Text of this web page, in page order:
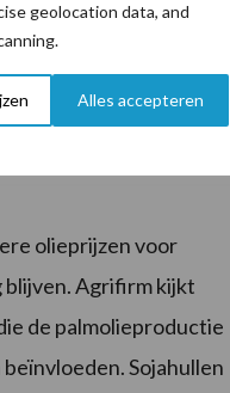
geolocation data, and
Alles accepteren
al kan de
Agrifirm verwacht
Europese
uitvallen dan
olieprijzen voor
Agrifirm kijkt
de palmolieproductie
Sojahullen